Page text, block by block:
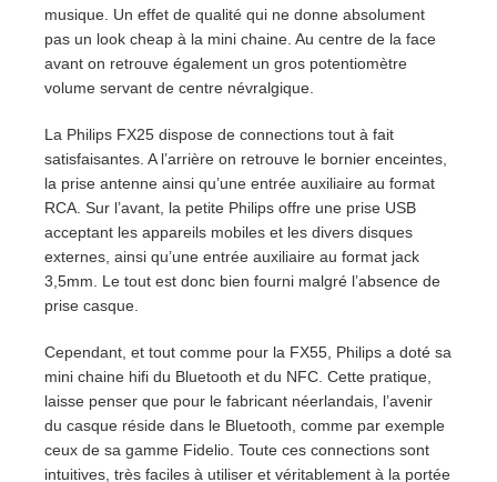
musique. Un effet de qualité qui ne donne absolument
pas un look cheap à la mini chaine. Au centre de la face
avant on retrouve également un gros potentiomètre
volume servant de centre névralgique.
La Philips FX25 dispose de connections tout à fait
satisfaisantes. A l’arrière on retrouve le bornier enceintes,
la prise antenne ainsi qu’une entrée auxiliaire au format
RCA. Sur l’avant, la petite Philips offre une prise USB
acceptant les appareils mobiles et les divers disques
externes, ainsi qu’une entrée auxiliaire au format jack
3,5mm. Le tout est donc bien fourni malgré l’absence de
prise casque.
Cependant, et tout comme pour la FX55, Philips a doté sa
mini chaine hifi du Bluetooth et du NFC. Cette pratique,
laisse penser que pour le fabricant néerlandais, l’avenir
du casque réside dans le Bluetooth, comme par exemple
ceux de sa gamme Fidelio. Toute ces connections sont
intuitives, très faciles à utiliser et véritablement à la portée